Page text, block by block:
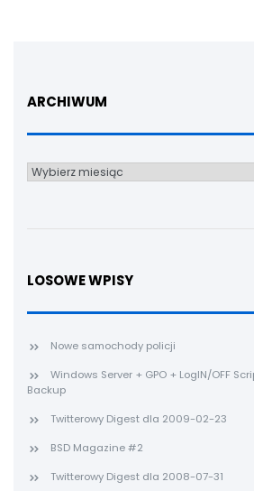
ARCHIWUM
Archiwum
LOSOWE WPISY
Nowe samochody policji
Windows Server + GPO + LogIN/OFF
Backup
Twitterowy Digest dla 2009-02-23
BSD Magazine #2
Twitterowy Digest dla 2008-07-31